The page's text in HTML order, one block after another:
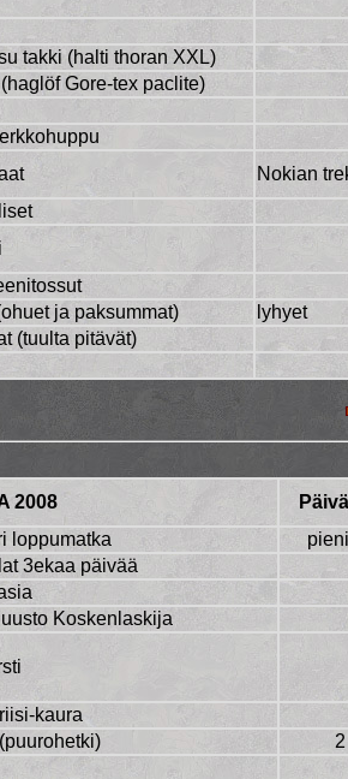
takki (halti thoran XXL)
Gore-tex paclite)
Nokian
ja paksummat)
lyhyet
(tuulta pitävät)
2008
loppumatka
3ekaa päivää
Koskenlaskija
kaura